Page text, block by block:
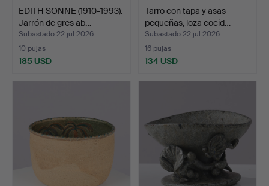
EDITH SONNE (1910-1993).
Jarrón de gres ab…
Subastado 22 jul 2026
10 pujas
185 USD
Tarro con tapa y asas
pequeñas, loza cocid…
Subastado 22 jul 2026
16 pujas
134 USD